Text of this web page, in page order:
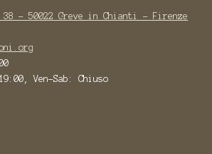
38 - 50022 Greve in Chianti - Firenze
Ven-Sab: Chiuso